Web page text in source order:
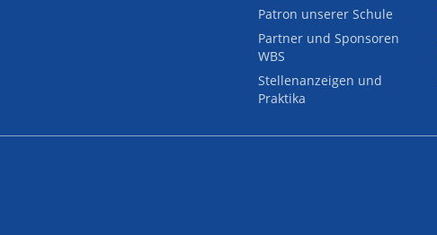
Patron unserer Schule
Partner und Sponsoren
WBS
Stellenanzeigen und
Praktika